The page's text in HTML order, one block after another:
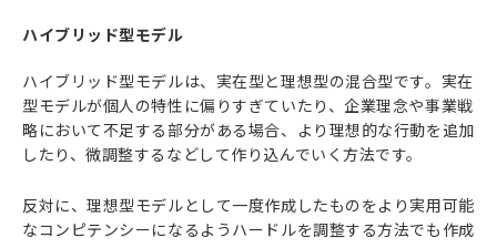
ハイブリッド型モデル
ハイブリッド型モデルは、実在型と理想型の混合型です。実在
型モデルが個人の特性に偏りすぎていたり、企業理念や事業戦
略において不足する部分がある場合、より理想的な行動を追加
したり、微調整するなどして作り込んでいく方法です。
反対に、理想型モデルとして一度作成したものをより実用可能
なコンピテンシーになるようハードルを調整する方法でも作成